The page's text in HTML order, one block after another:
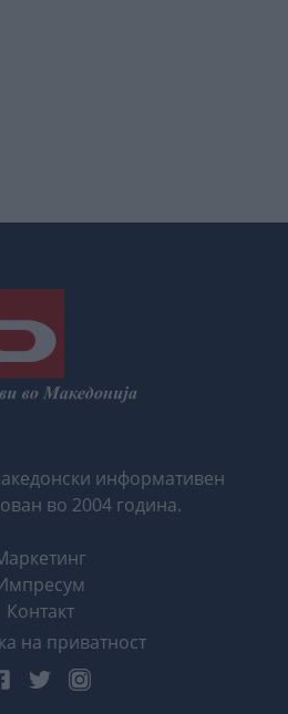
информативен
во 2004 година.
Контакт
на приватност